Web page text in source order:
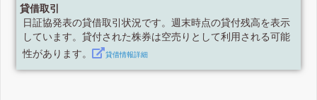
貸借取引
日証協発表の貸借取引状況です。週末時点の貸付残高を表示
しています。貸付された株券は空売りとして利用される可能
性があります。
貸借情報詳細